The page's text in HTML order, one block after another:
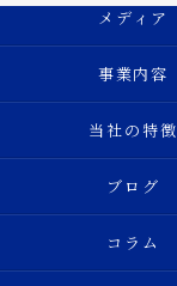
メディア
事業内容
当社の特徴
ブログ
コラム